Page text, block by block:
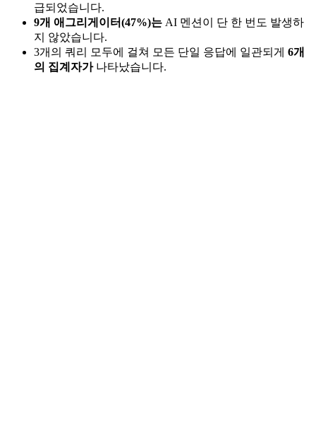
급되었습니다.
9개 애그리게이터(47%)는 AI 멘션이 단 한 번도 발생하
지 않았습니다.
3개의 쿼리 모두에 걸쳐 모든 단일 응답에 일관되게 6개
의 집계자가나타났습니다.